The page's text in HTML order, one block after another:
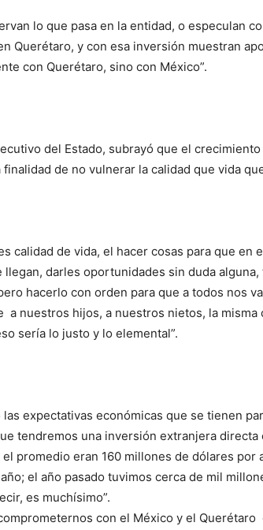
lo que pasa en la entidad, o especulan
Querétaro, y con esa inversión muestran
con Querétaro, sino con México”.
del Estado, subrayó que el
de no vulnerar la calidad que vida
calidad de vida, el hacer cosas para que en
llegan, darles oportunidades sin duda alguna,
hacerlo con orden para que a todos nos
a nuestros hijos, a nuestros nietos, la misma
sería lo justo y lo elemental”.
expectativas económicas que se tienen
tendremos una inversión extranjera directa
promedio eran 160 millones de dólares por
el año pasado tuvimos cerca de mil
es muchísimo”.
con el México y el Querétaro